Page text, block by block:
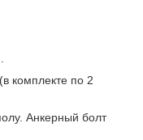
комплекте по 2
Анкерный болт